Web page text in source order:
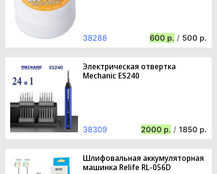
38288 600 / 500
Электрическая отвертка
Mechanic ES240
38309 2000 / 1850
Шлифовальная аккумуляторная
машинка Relife RL-056D